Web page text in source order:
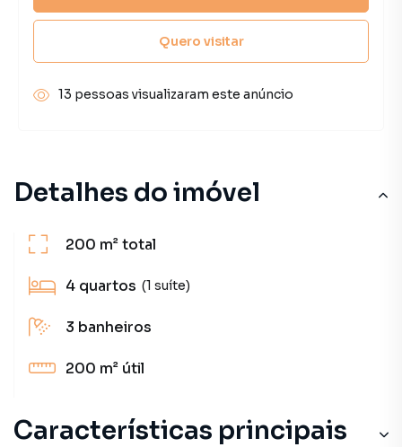
Detalhes do imóvel
200 m²total
4 quartos (1 suíte)
3 banheiros
200 m² útil
Características principais
Quero visitar
13 pessoas visualizaram este anúncio